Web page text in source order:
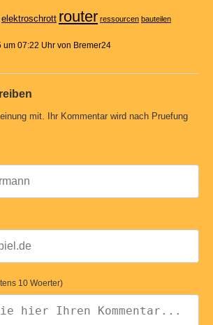
elektroschrott router ressourcen bauteilen
um 07:22 Uhr von Bremer24
mit. Ihr Kommentar wird nach Pruefung
10 Woerter)